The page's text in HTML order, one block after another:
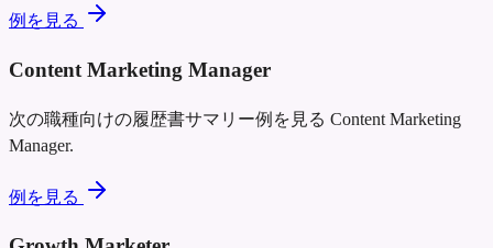
例を見る
Content Marketing Manager
次の職種向けの履歴書サマリー例を見る Content Marketing
Manager.
例を見る